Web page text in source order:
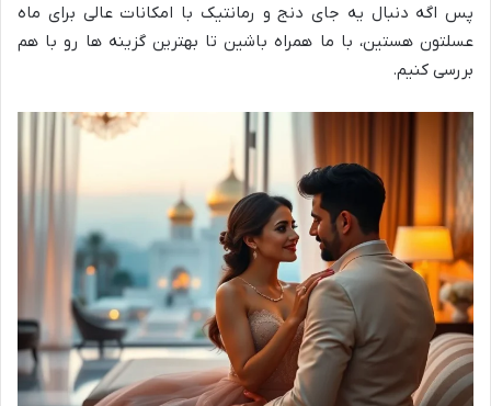
پس اگه دنبال یه جای دنج و رمانتیک با امکانات عالی برای ماه
عسلتون هستین، با ما همراه باشین تا بهترین گزینه ها رو با هم
بررسی کنیم.